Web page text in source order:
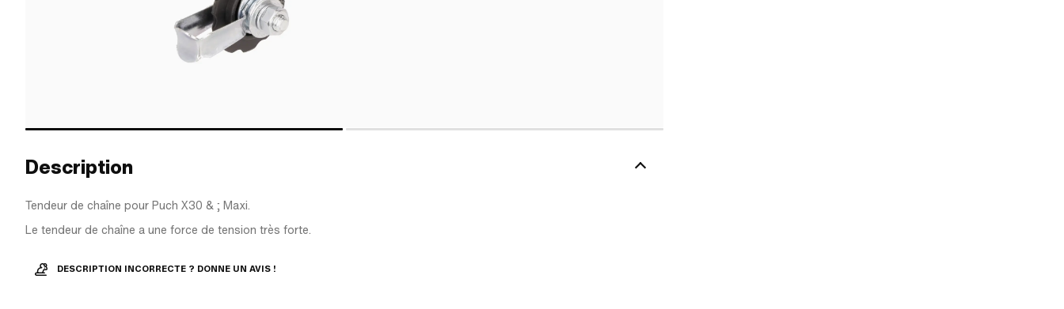
Description
Tendeur de chaîne pour Puch X30 & ; Maxi.
Le tendeur de chaîne a une force de tension très forte.
DESCRIPTION INCORRECTE ? DONNE UN AVIS !